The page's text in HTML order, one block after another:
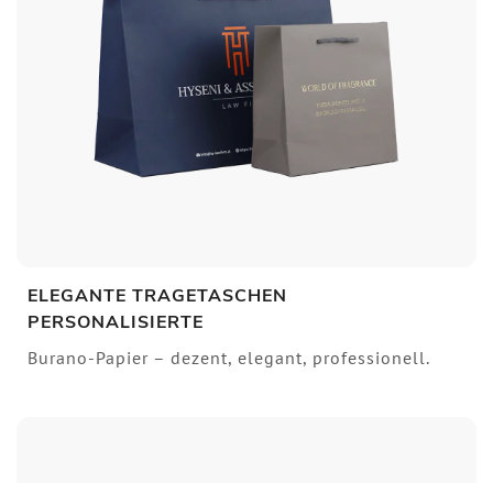
ELEGANTE TRAGETASCHEN
PERSONALISIERTE
Burano-Papier – dezent, elegant, professionell.